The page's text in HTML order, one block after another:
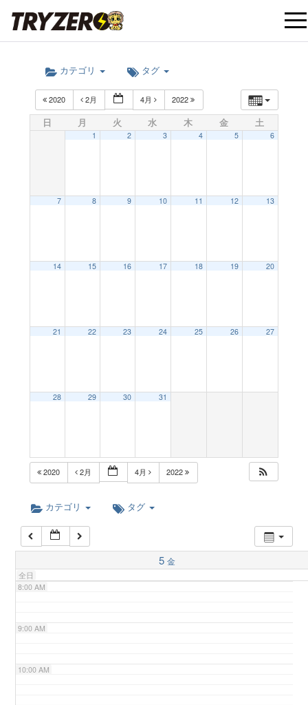
t
i
カテゴリ タグ
2020 2月 4月 2022
日 月 火 水 木 金 土
1 2 3 4 5 6
7 8 9 10 11 12 13
14 15 16 17 18 19 20
21 22 23 24 25 26 27
28 29 30 31
2020 2月 4月 2022
カテゴリ タグ
5 金
全日
5:00 AM
6:00 AM
7:00 AM
8:00 AM
9:00 AM
10:00 AM